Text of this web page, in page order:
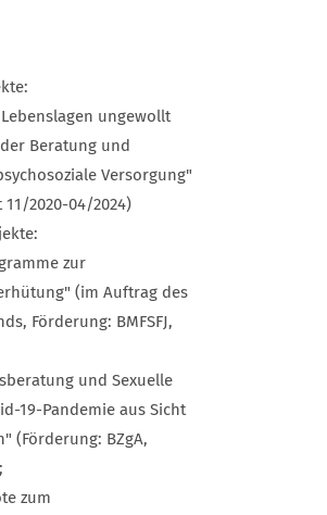
ungewollt
Beratung und
Versorgung"
11/2020-04/2024)
zur
(im Auftrag des
Förderung: BMFSFJ,
und Sexuelle
19-Pandemie aus Sicht
(Förderung: BZgA,
zum